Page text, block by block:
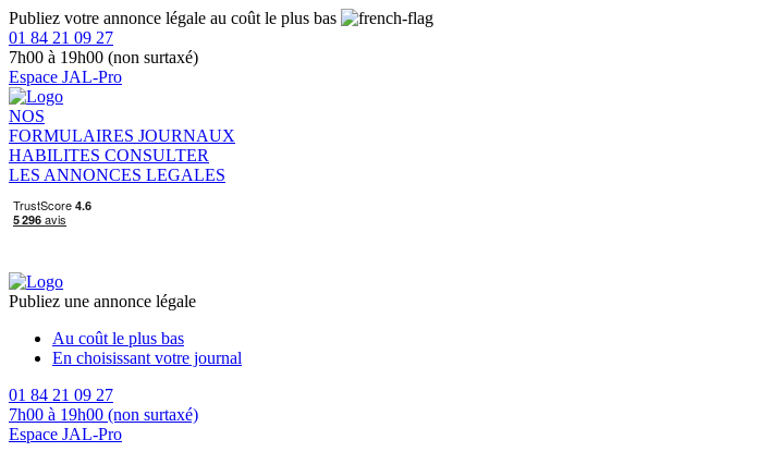
Publiez votre annonce légale au coût le plus bas
01 84 21 09 27
7h00 à 19h00 (non surtaxé)
Espace JAL-Pro
NOS
FORMULAIRES JOURNAUX
HABILITES CONSULTER
LES ANNONCES LEGALES
Publiez une annonce légale
Au coût le plus bas
En choisissant votre journal
01 84 21 09 27
7h00 à 19h00 (non surtaxé)
Espace JAL-Pro